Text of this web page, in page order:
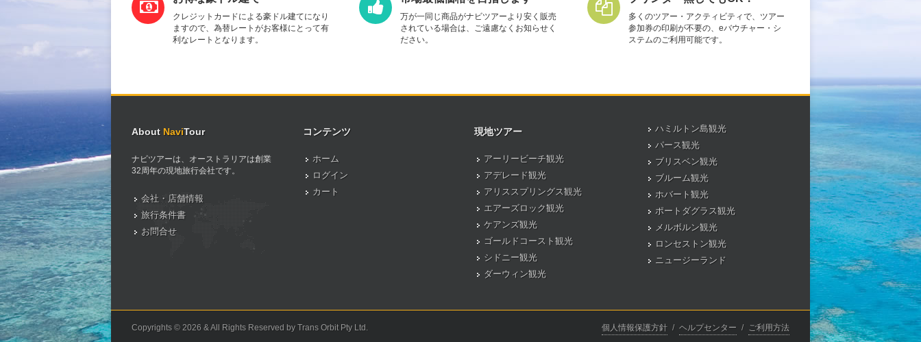
クレジットカードによる豪ドル建てになり
ますので、為替レートがお客様にとって有
利なレートとなります。
万が一同じ商品がナビツアーより安く販売
されている場合は、ご遠慮なくお知らせく
ださい。
多くのツアー・アクティビティで、ツアー
参加券の印刷が不要の、eバウチャー・シ
ステムのご利用可能です。
About NaviTour
ナビツアーは、オーストラリアは創業
32周年の現地旅行会社です。
会社・店舗情報
旅行条件書
お問合せ
コンテンツ
ホーム
ログイン
カート
現地ツアー
アーリービーチ観光
アデレード観光
アリススプリングス観光
エアーズロック観光
ケアンズ観光
ゴールドコースト観光
シドニー観光
ダーウィン観光
ハミルトン島観光
パース観光
ブリスベン観光
ブルーム観光
ホバート観光
ポートダグラス観光
メルボルン観光
ロンセストン観光
ニュージーランド
Copyrights © 2026 & All Rights Reserved by Trans Orbit Pty Ltd. 個人情報保護方針 / ヘルプセンター / ご利用方法